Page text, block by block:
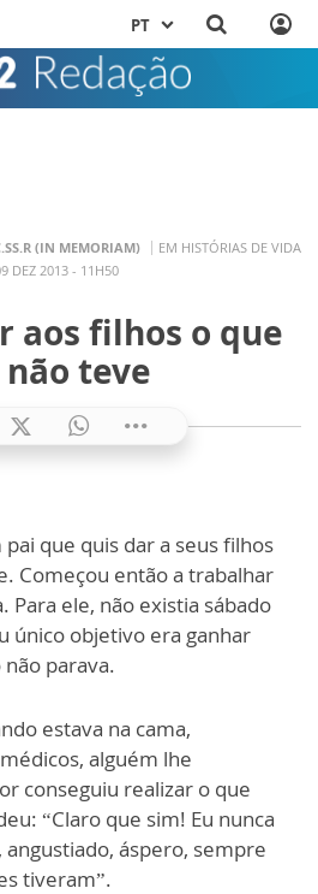
PT
(IN MEMORIAM)
EM HISTÓRIAS DE VIDA
DEZ 2013 - 11H50
aos filhos o que
teve
que quis dar a seus filhos
Começou então a trabalhar
Para ele, não existia sábado
único objetivo era ganhar
parava.
estava na cama,
alguém lhe
conseguiu realizar o que
“Claro que sim! Eu nunca
áspero, sempre
tiveram”.